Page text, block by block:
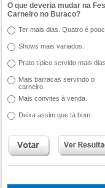
O que deveria mudar na
Carneiro no Buraco?
Ter mais dias. Quatro é
Shows mais variados.
Prato típico servido mais dias.
Mais barracas servindo o
carneiro.
Mais convites à venda.
Deixa assim que tá bom.